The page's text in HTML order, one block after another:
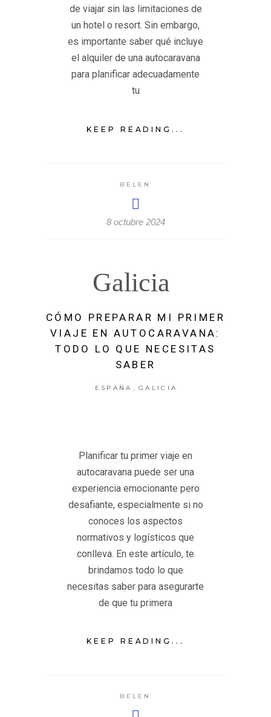
de viajar sin las limitaciones de
un hotel o resort. Sin embargo,
es importante saber qué incluye
el alquiler de una autocaravana
para planificar adecuadamente
tu
KEEP READING...
BELEN
8 octubre 2024
Galicia
CÓMO PREPARAR MI PRIMER
VIAJE EN AUTOCARAVANA:
TODO LO QUE NECESITAS
SABER
ESPAÑA GALICIA
Planificar tu primer viaje en
autocaravana puede ser una
experiencia emocionante pero
desafiante, especialmente si no
conoces los aspectos
normativos y logísticos que
conlleva. En este artículo, te
brindamos todo lo que
necesitas saber para asegurarte
de que tu primera
KEEP READING...
BELEN